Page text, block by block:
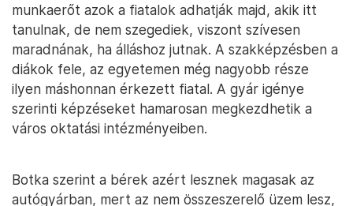
munkaerőt azok a fiatalok adhatják majd, akik itt
tanulnak, de nem szegediek, viszont szívesen
maradnának, ha álláshoz jutnak. A szakképzésben a
diákok fele, az egyetemen még nagyobb része
ilyen máshonnan érkezett fiatal. A gyár igénye
szerinti képzéseket hamarosan megkezdhetik a
város oktatási intézményeiben.
Botka szerint a bérek azért lesznek magasak az
autógyárban, mert az nem összeszerelő üzem lesz,